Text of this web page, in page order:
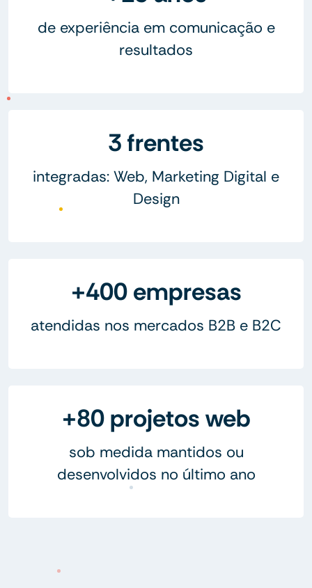
de experiência em comunicação e
resultados
3 frentes
integradas: Web, Marketing Digital e
Design
+400 empresas
atendidas nos mercados B2B e B2C
+80 projetos web
sob medida mantidos ou
desenvolvidos no último ano